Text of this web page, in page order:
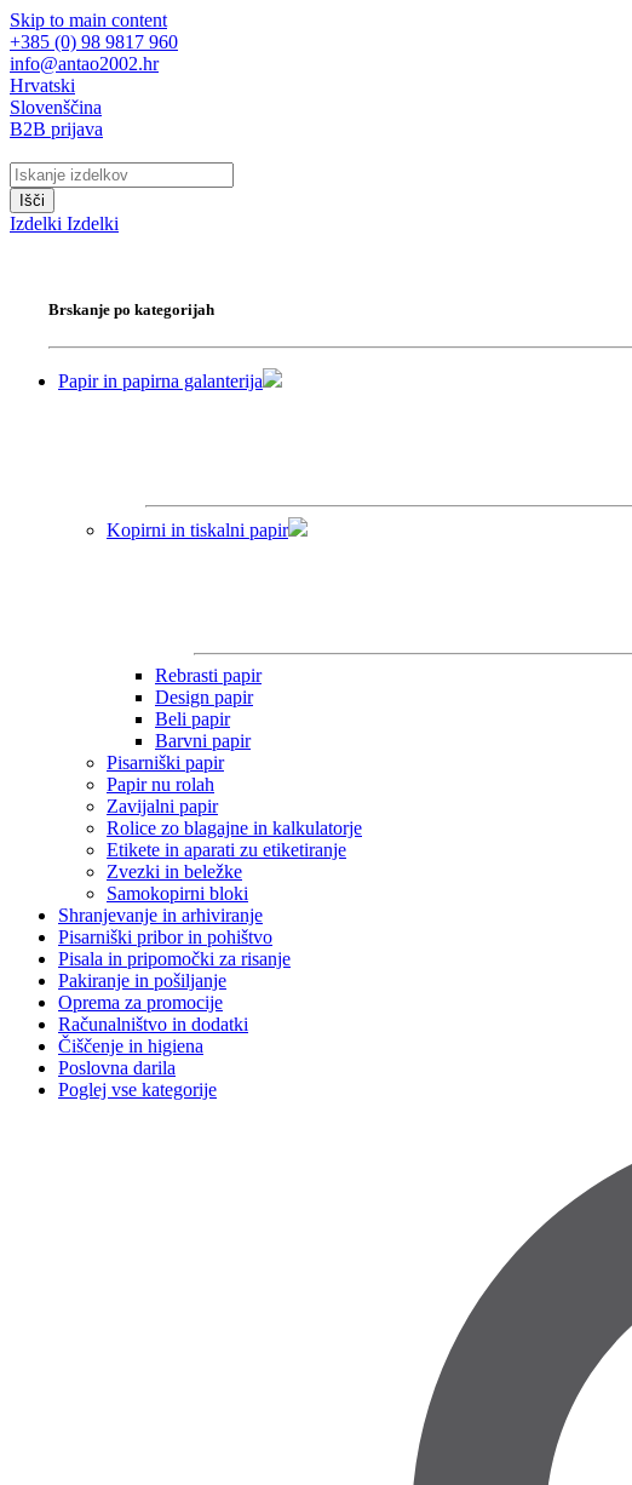
Skip to main content
+385 (0) 98 9817 960
info@antao2002.hr
Hrvatski
Slovenščina
B2B prijava
Išči
Izdelki Izdelki
Brskanje po kategorijah
Papir in papirna galanterija
Kopirni in tiskalni papir
Rebrasti papir
Design papir
Beli papir
Barvni papir
Pisarniški papir
Papir nu rolah
Zavijalni papir
Rolice zo blagajne in kalkulatorje
Etikete in aparati zu etiketiranje
Zvezki in beležke
Samokopirni bloki
Shranjevanje in arhiviranje
Pisarniški pribor in pohištvo
Pisala in pripomočki za risanje
Pakiranje in pošiljanje
Oprema za promocije
Računalništvo in dodatki
Čiščenje in higiena
Poslovna darila
Poglej vse kategorije